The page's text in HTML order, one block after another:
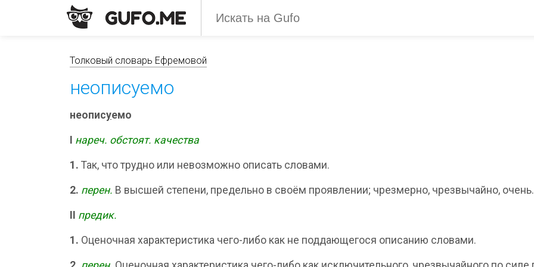
Толковый словарь Ефремовой
неописуемо
неописуемо
нареч. обстоят. качества
1. Так, что трудно или невозможно описать словами.
2. перен. В высшей степени, предельно в своём проявлении; чрезмерно, чрезвычайно, очень.
предик.
1. Оценочная характеристика чего-либо как не поддающегося описанию словами.